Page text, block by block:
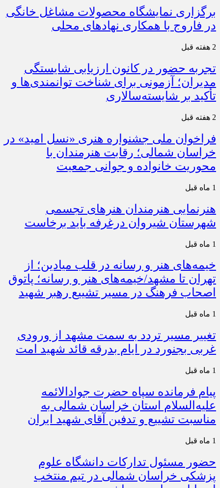
برگزاری نمایشگاه محصولات مشاغل خانگی
در فاروج با همکاری نهادهای محلی
2 هفته قبل
تجربه حضور در کانون ارزیابی شایستگی
مدیران؛ آزمونی برای شناخت توانمندی‌ها و
تأکید بر شایسته‌سالاری
2 هفته قبل
فراخوان ملی جشنواره هنری «نسل امید» در
خراسان شمالی؛ رقابت هنرمندان با
محوریت خانواده و جوانی جمعیت
1 ماه قبل
هنرنمایی هنرمندان هنرهای تجسمی
شهرستان شیروان درغرفه باید برخاست
1 ماه قبل
خیمه‌های هنر و رسانه در قلب میادین؛ از
تهران تا مشهد/خیمه‌های هنر و رسانه؛ پاتوق
اصحاب فرهنگ در مسیر تشییع رهبر شهید
1 ماه قبل
تغییر مسیر تردد به سمت مشهد از ورودی
غربی بجنورد در ایام بدرقه قائد شهید امت
1 ماه قبل
پیام فرمانده سپاه حضرت جوادالائمه
علیه‌السلام استان خراسان شمالی به
مناسبت تشییع و تدفین آقای شهید ایران
1 ماه قبل
حضور مسئول تدارکات دانشگاه علوم
پزشکی خراسان شمالی در تیم منتخب